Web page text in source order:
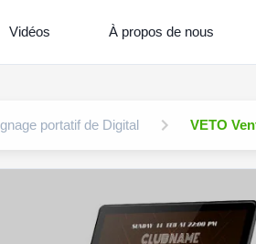
Vidéos À propos de nous
portatif de Digital VETO